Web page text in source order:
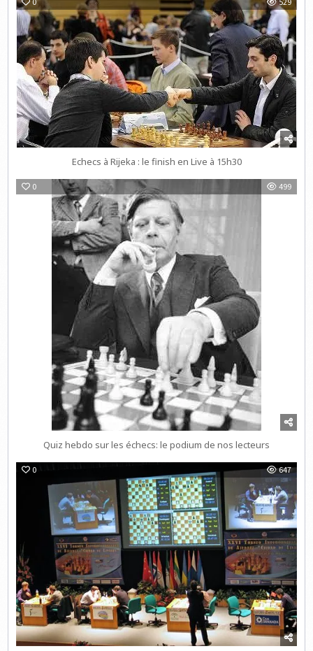
Echecs à Rijeka : le finish en Live à 15h30
0 499
Quiz hebdo sur les échecs: le podium de nos lecteurs
0 647